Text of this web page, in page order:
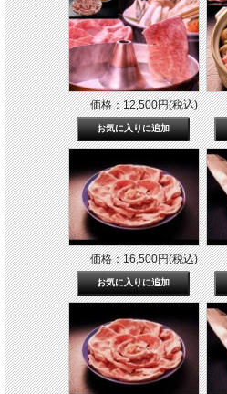
価格：12,500円(税込)
価格：16,500円(税込)